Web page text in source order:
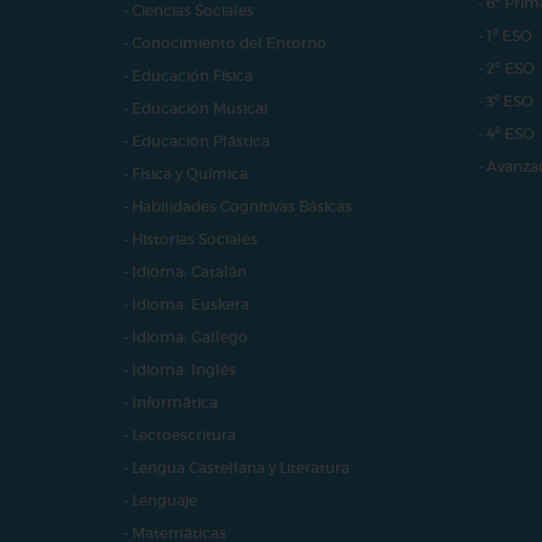
- Ciencias Sociales
- Conocimiento del Entorno
- Educación Física
- Educación Musical
- Educación Plástica
- Física y Química
- Habilidades Cognitivas Básicas
- Historias Sociales
- Idioma: Catalán
- Idioma: Euskera
- Idioma: Gallego
- Idioma: Inglés
- Informática
- Lectoescritura
- Lengua Castellana y Literatura
- Lenguaje
- Matemáticas
- 1º ESO
- 2º ESO
- 3º ESO
- 4º ESO
-